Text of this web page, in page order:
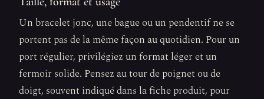
Un bracelet jonc, une bague ou un pendentif ne se
portent pas de la même façon au quotidien. Pour un
port régulier, privilégiez un format léger et un
fermoir solide. Pensez au tour de poignet ou de
doigt, souvent indiqué dans la fiche produit, pour